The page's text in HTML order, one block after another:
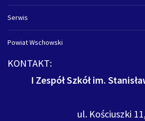
Serwis
Powiat Wschowski
KONTAKT:
I Zespół Szkół im.
ul. Kościuszki 11,